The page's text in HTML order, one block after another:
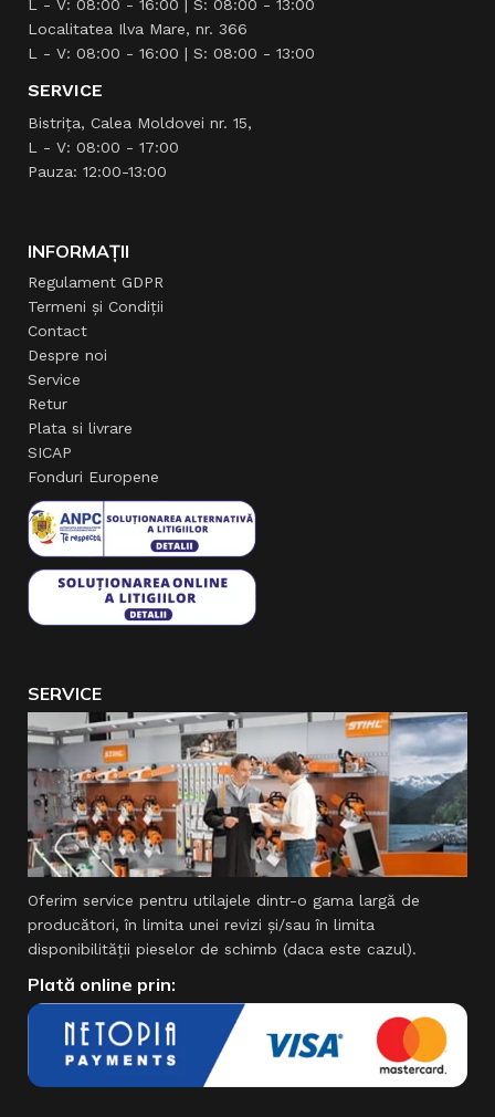
L - V: 08:00 - 16:00 | S: 08:00 - 13:00
Localitatea Ilva Mare, nr. 366
L - V: 08:00 - 16:00 | S: 08:00 - 13:00
SERVICE
Bistrița, Calea Moldovei nr. 15,
L - V: 08:00 - 17:00
Pauza: 12:00-13:00
INFORMAȚII
Regulament GDPR
Termeni și Condiții
Contact
Despre noi
Service
Retur
Plata si livrare
SICAP
Fonduri Europene
SERVICE
Oferim service pentru utilajele dintr-o gama largă de
producători, în limita unei revizi şi/sau în limita
disponibilităţii pieselor de schimb (daca este cazul).
Plată online prin: